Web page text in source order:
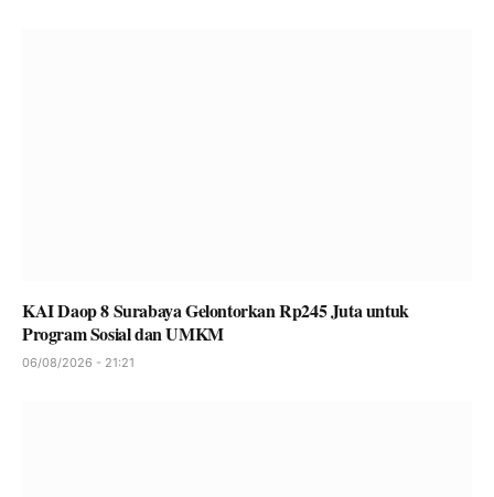
KAI Daop 8 Surabaya Gelontorkan Rp245 Juta untuk
Program Sosial dan UMKM
06/08/2026 - 21:21